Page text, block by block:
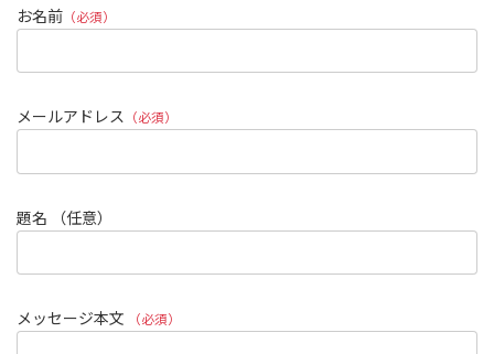
お名前 （必須）
メールアドレス （必須）
題名 （任意）
メッセージ本文 （必須）